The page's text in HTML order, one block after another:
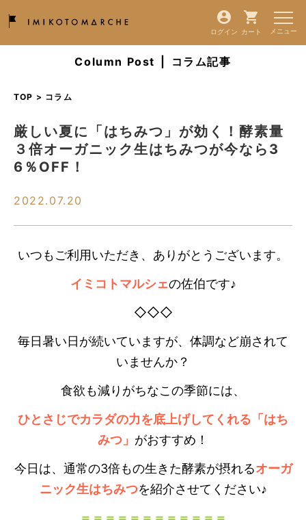
ログイン カート
Column Post コラム記事
TOP > コラム
厳しい夏に「はちみつ」が効く！酵素量
３倍オーガニック生はちみつが今なら3
6％OFF！
2022.07.20
いつもご利用いただき、ありがとうございます。
イミコトマルシェの佐伯です♪
◇◇◇
毎日暑い日が続いていますが、体調など崩されて
いませんか？
食欲も減りがちなこの季節には、
ひとさじでカラダの力を底上げしてくれる「はち
みつ」 がおすすめ！
今日は、通常の3倍もの生きた酵素が摂れるオーガ
ニック生はちみつを紹介させてください♪